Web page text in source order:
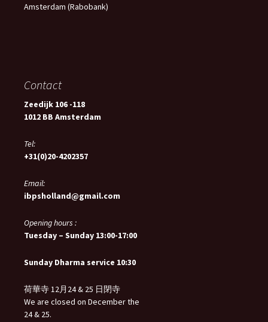
Amsterdam (Rabobank)
Contact
Zeedijk 106 -118
1012 BB Amsterdam
Tel:
+31(0)20-4202357
Email:
ibpsholland@gmail.com
Opening hours :
Tuesday – Sunday 13:00-17:00
Sunday Dharma service 10:30
荷華寺 12月24 & 25 日閉寺
We are closed on December the
24 & 25.